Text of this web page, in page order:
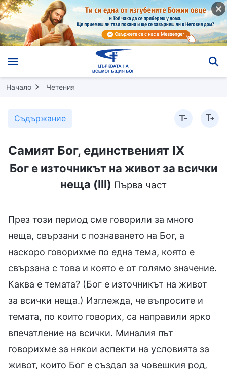
Начало Четения
Съдържание
Самият Бог, единственият IX
Бог е източникът на живот за всички
неща (III) Първа част
През този период сме говорили за много
неща, свързани с познаването на Бог, а
наскоро говорихме по една тема, която е
свързана с това и която е от голямо значение.
Каква е темата? (Бог е източникът на живот
за всички неща.) Изглежда, че въпросите и
темата, по които говорих, са направили ярко
впечатление на всички. Миналия път
говорихме за някои аспекти на условията за
живот, които Бог е създал за човешкия род,